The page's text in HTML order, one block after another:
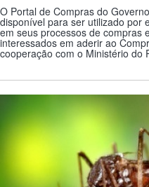
O Portal de Compras do
disponível para ser utilizado por
em seus processos de compras
interessados em aderir ao
cooperação com o Ministério do